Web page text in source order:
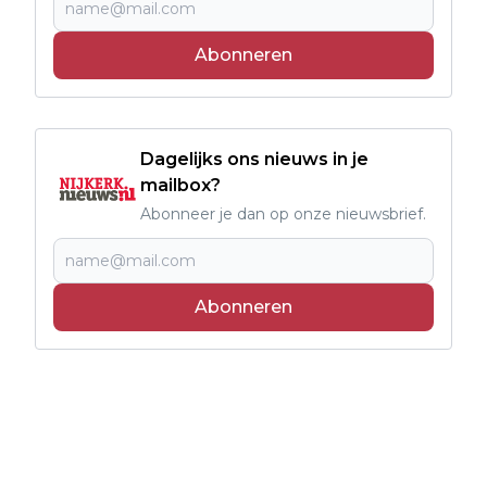
Abonneren
Dagelijks ons nieuws in je
mailbox?
Abonneer je dan op onze nieuwsbrief.
Abonneren